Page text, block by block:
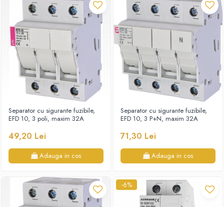
Separator cu sigurante fuzibile,
EFD 10, 3 poli, maxim 32A
49,20 Lei
Adauga in cos
Separator cu sigurante fuzibile,
EFD 10, 3 P+N, maxim 32A
71,30 Lei
Adauga in cos
-6%